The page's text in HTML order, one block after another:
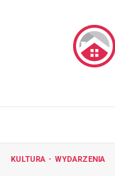
KULTURA WYDARZENIA